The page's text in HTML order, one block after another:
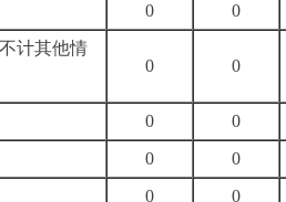
0 0
计其他情
0 0
0 0
0 0
0 0